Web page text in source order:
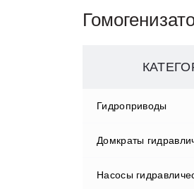
Гидроприводы
Домкраты
Насосы